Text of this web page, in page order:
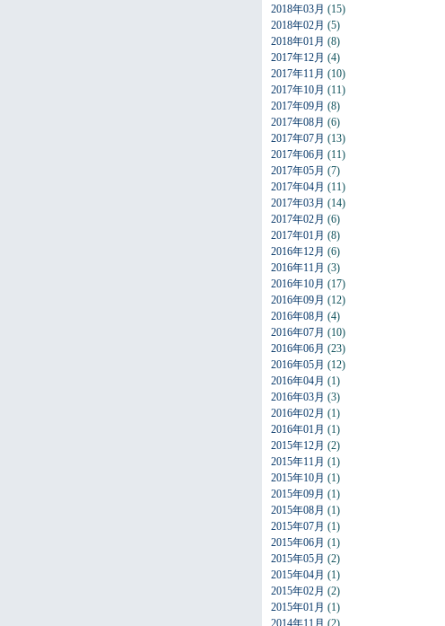
2018年03月 (15)
2018年02月 (5)
2018年01月 (8)
2017年12月 (4)
2017年11月 (10)
2017年10月 (11)
2017年09月 (8)
2017年08月 (6)
2017年07月 (13)
2017年06月 (11)
2017年05月 (7)
2017年04月 (11)
2017年03月 (14)
2017年02月 (6)
2017年01月 (8)
2016年12月 (6)
2016年11月 (3)
2016年10月 (17)
2016年09月 (12)
2016年08月 (4)
2016年07月 (10)
2016年06月 (23)
2016年05月 (12)
2016年04月 (1)
2016年03月 (3)
2016年02月 (1)
2016年01月 (1)
2015年12月 (2)
2015年11月 (1)
2015年10月 (1)
2015年09月 (1)
2015年08月 (1)
2015年07月 (1)
2015年06月 (1)
2015年05月 (2)
2015年04月 (1)
2015年02月 (2)
2015年01月 (1)
2014年11月 (2)